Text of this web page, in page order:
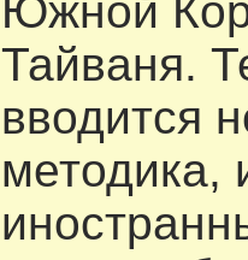
Южной
Тайваня.
вводится
методика,